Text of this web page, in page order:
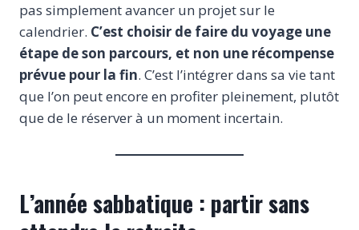
pas simplement avancer un projet sur le
calendrier. C’est choisir de faire du voyage une
étape de son parcours, et non une récompense
prévue pour la fin. C’est l’intégrer dans sa vie tant
que l’on peut encore en profiter pleinement, plutôt
que de le réserver à un moment incertain.
L’année sabbatique : partir sans